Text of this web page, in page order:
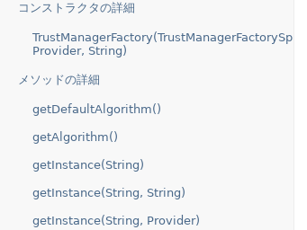
コンストラクタの詳細
TrustManagerFactory(TrustManagerFactorySpi,
Provider, String)
メソッドの詳細
getDefaultAlgorithm()
getAlgorithm()
getInstance(String)
getInstance(String, String)
getInstance(String, Provider)